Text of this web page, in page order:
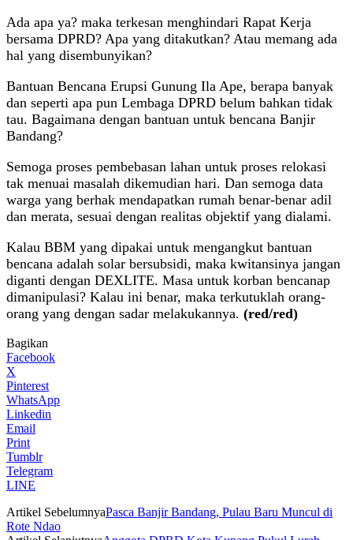
Ada apa ya? maka terkesan menghindari Rapat Kerja
bersama DPRD? Apa yang ditakutkan? Atau memang ada
hal yang disembunyikan?
Bantuan Bencana Erupsi Gunung Ila Ape, berapa banyak
dan seperti apa pun Lembaga DPRD belum bahkan tidak
tau. Bagaimana dengan bantuan untuk bencana Banjir
Bandang?
Semoga proses pembebasan lahan untuk proses relokasi
tak menuai masalah dikemudian hari. Dan semoga data
warga yang berhak mendapatkan rumah benar-benar adil
dan merata, sesuai dengan realitas objektif yang dialami.
Kalau BBM yang dipakai untuk mengangkut bantuan
bencana adalah solar bersubsidi, maka kwitansinya jangan
diganti dengan DEXLITE. Masa untuk korban bencanap
dimanipulasi? Kalau ini benar, maka terkutuklah orang-
orang yang dengan sadar melakukannya. (red/red)
Bagikan
Facebook
X
Pinterest
WhatsApp
Linkedin
Email
Print
Tumblr
Telegram
LINE
Artikel SebelumnyaPasca Banjir Bandang, Pulau Baru Muncul di
Rote Ndao